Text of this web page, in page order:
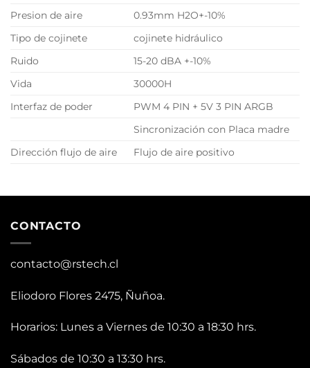
Presion de aire
0.93mm H2O+-10%
Tipo de cojinete
cojinete hidráulico
Ruido
15-20 dBA +-10%
Vida
30000H
Interfaz de poder
PWM 4 PIN + 5V 3 PIN ARGB
Sincronización con Placa madre
Dirección flujo de aire
Flujo de aire positivo
CONTACTO
contacto@rstech.cl
Eliodoro Flores 2475, Ñuñoa.
Horarios: Lunes a Viernes de 10:30 a 18:30 hrs.
Sábados de 10:30 a 13:30 hrs.